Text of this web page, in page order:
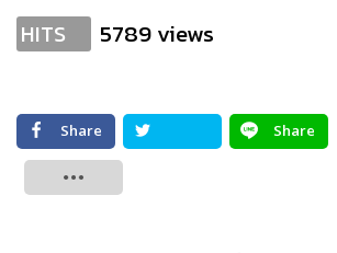
HITS 5789 views
Share
Share